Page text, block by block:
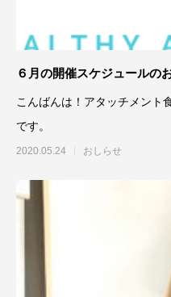
６月の開催スケジュールの
こんばんは！アタッチメント
です。
2020.05.24 おしらせ